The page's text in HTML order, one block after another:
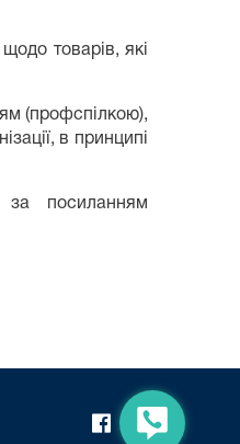
товарів, які
(профспілкою),
в принципі
посиланням